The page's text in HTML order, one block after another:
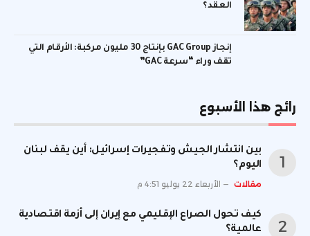
العقد؟
إنجاز GAC Group بإنتاج 30 مليون مركبة: الأرقام التي
تقف وراء “سرعة GAC”
رائج هذا الأسبوع
بين انتشار الجيش وتفجيرات إسرائيل: أين يقف لبنان
اليوم؟
مقالات الأربعاء 22 يوليو 4:51 م
كيف تحول الصراع الإقليمي مع إيران إلى أزمة اقتصادية
عالمية؟